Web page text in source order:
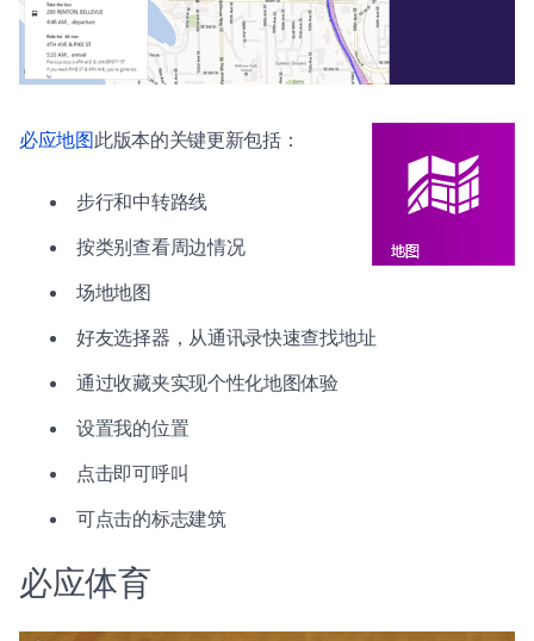
必应地图此版本的关键更新包括：
步行和中转路线
按类别查看周边情况
场地地图
好友选择器，从通讯录快速查找地址
通过收藏夹实现个性化地图体验
设置我的位置
点击即可呼叫
可点击的标志建筑
必应体育